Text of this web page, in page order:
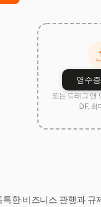
영수
또는 드래그 앤
DF, 최
한 비즈니스 관행과 규